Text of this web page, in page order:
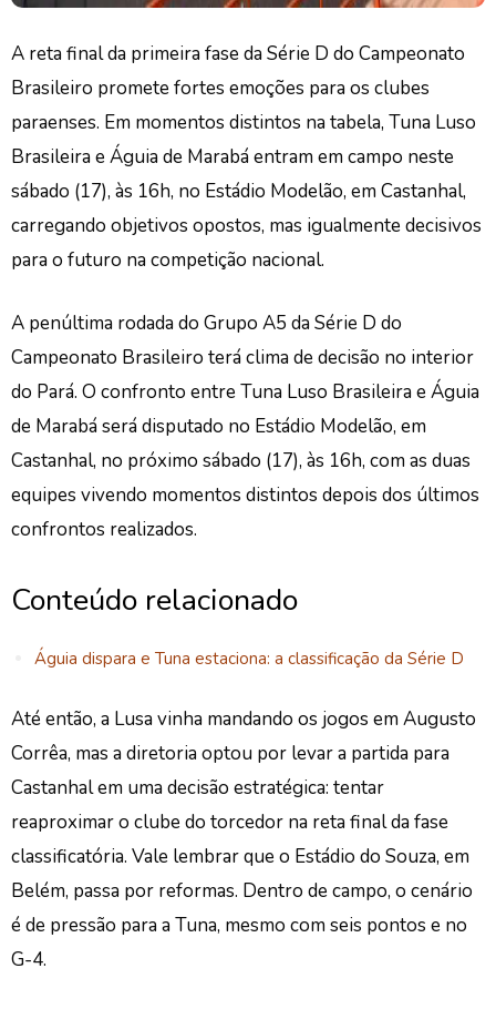
A reta final da primeira fase da Série D do Campeonato
Brasileiro promete fortes emoções para os clubes
paraenses. Em momentos distintos na tabela, Tuna Luso
Brasileira e Águia de Marabá entram em campo neste
sábado (17), às 16h, no Estádio Modelão, em Castanhal,
carregando objetivos opostos, mas igualmente decisivos
para o futuro na competição nacional.
A penúltima rodada do Grupo A5 da Série D do
Campeonato Brasileiro terá clima de decisão no interior
do Pará. O confronto entre Tuna Luso Brasileira e Águia
de Marabá será disputado no Estádio Modelão, em
Castanhal, no próximo sábado (17), às 16h, com as duas
equipes vivendo momentos distintos depois dos últimos
confrontos realizados.
Conteúdo relacionado
Águia dispara e Tuna estaciona: a classificação da Série D
Até então, a Lusa vinha mandando os jogos em Augusto
Corrêa, mas a diretoria optou por levar a partida para
Castanhal em uma decisão estratégica: tentar
reaproximar o clube do torcedor na reta final da fase
classificatória. Vale lembrar que o Estádio do Souza, em
Belém, passa por reformas. Dentro de campo, o cenário
é de pressão para a Tuna, mesmo com seis pontos e no
G-4.